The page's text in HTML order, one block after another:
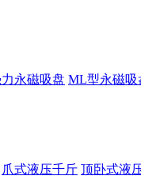
永磁吸盘 ML型永磁吸
爪式液压千斤 顶卧式液